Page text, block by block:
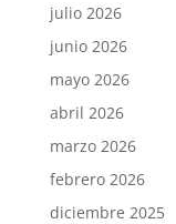
julio 2026
junio 2026
mayo 2026
abril 2026
marzo 2026
febrero 2026
diciembre 2025